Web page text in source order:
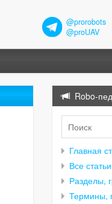
@prorobots
@proUAV
Robo-
Главная
Все
Разделы,
Термины,